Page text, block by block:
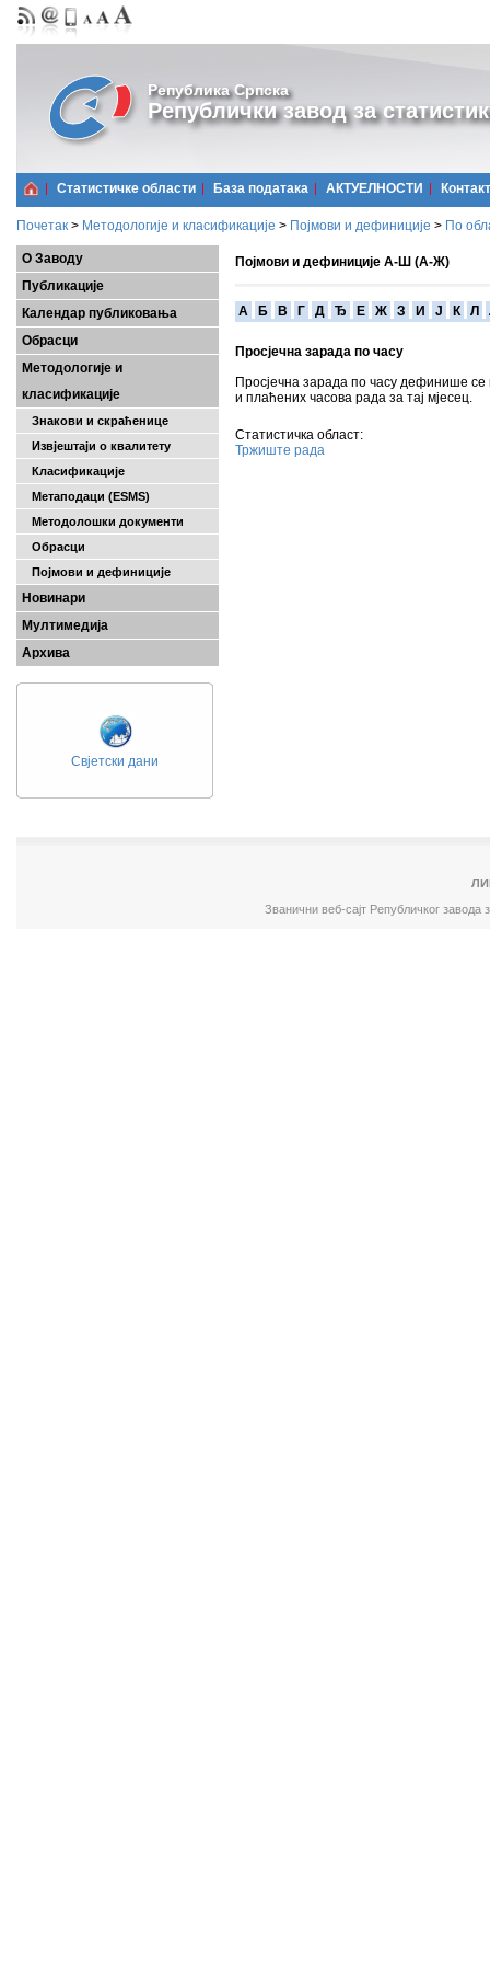
Република Српска
Републички завод за
Статистичке области Базa података АКТУЕЛНОСТИ Контакт
Почетак > Методологије и класификације > Појмови и дефиниције > По
О Заводу
Публикације
Календар публиковања
Обрасци
Методологије и
класификације
Знакови и скраћенице
Извјештаји о квалитету
Класификације
Метаподаци (ESMS)
Методолошки документи
Обрасци
Појмови и дефиниције
Новинари
Мултимедија
Архива
Свјетски дани
Појмови и дефиниције А-Ш (А-Ж)
A Б В Г Д Ђ Е Ж З И Ј К Л
Просјечна зарада по часу
Просјечна зарада по часу дефинише
и плаћених часова рада за тај мјесец.
Статистичка област:
Тржиште рада
Званични веб-сајт Републичког